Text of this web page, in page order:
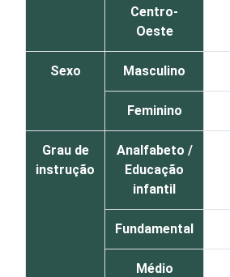
Centro-
Oeste
Sexo Masculino
Feminino
Grau de
instrução
Analfabeto /
Educação
infantil
Fundamental
Médio